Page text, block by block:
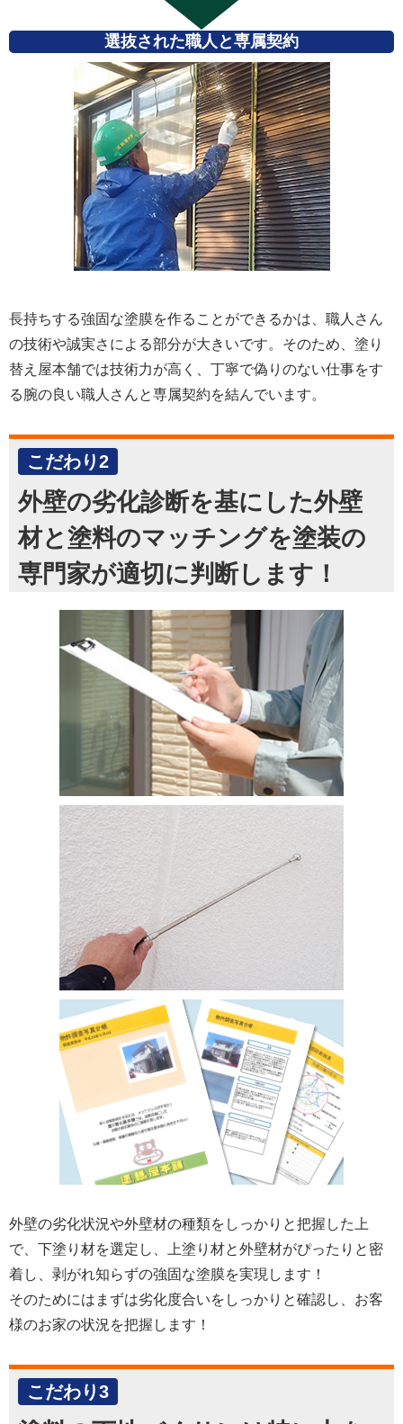
選抜された職人と専属契約
長持ちする強固な塗膜を作ることができるかは、職人さん
の技術や誠実さによる部分が大きいです。そのため、塗り
替え屋本舗では技術力が高く、丁寧で偽りのない仕事をす
る腕の良い職人さんと専属契約を結んでいます。
こだわり2
外壁の劣化診断を基にした外壁
材と塗料のマッチングを塗装の
専門家が適切に判断します！
外壁の劣化状況や外壁材の種類をしっかりと把握した上
で、下塗り材を選定し、上塗り材と外壁材がぴったりと密
着し、剥がれ知らずの強固な塗膜を実現します！
そのためにはまずは劣化度合いをしっかりと確認し、お客
様のお家の状況を把握します！
こだわり3